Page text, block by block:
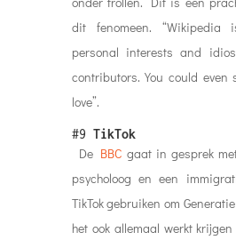
dit fenomeen.
personal interests and
contributors. You could
love”.
#9 TikTok
De BBC gaat in gesprek
psycholoog en een
TikTok gebruiken om
het ook allemaal werkt